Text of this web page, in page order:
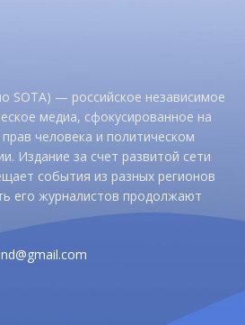
SOTA) — российское независимое
медиа, сфокусированное на
человека и политическом
Издание за счет развитой сети
события из разных регионов
его журналистов продолжают